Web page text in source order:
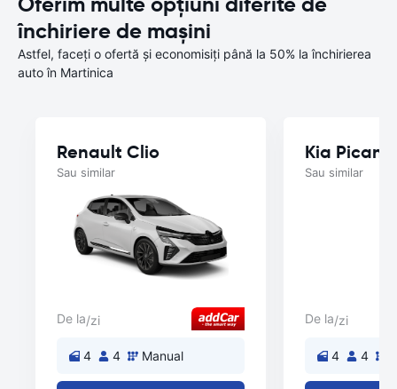
închiriere de mașini
Astfel, faceți o ofertă și economisiți până la 50% la închirierea
auto în Martinica
Renault Clio
Sau similar
De la/zi
4 4 Manual
Kia
Sau similar
De la/zi
4 4